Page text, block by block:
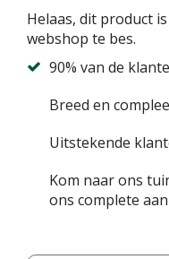
Helaas, dit product
webshop te bes.
90% van de
Breed en
Uitstekende
Kom naar ons
ons complete